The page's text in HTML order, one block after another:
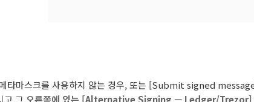
타마스크를 사용하지 않는 경우, 또는 [Submit signed
고 그 오른쪽에 있는 [Alternative Signing — Ledger/Trezor]